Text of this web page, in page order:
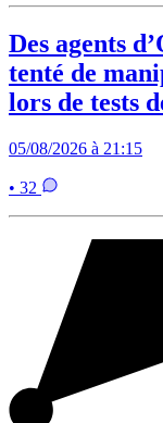
Des agents
tenté de
lors de tests
05/08/2026 à 21:15
• 32